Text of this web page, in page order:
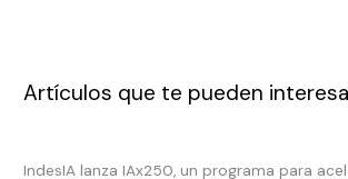
Artículos que te pueden
IndesIA lanza IAx250, un programa para